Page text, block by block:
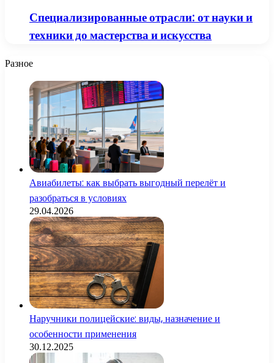
Специализированные отрасли: от науки и
техники до мастерства и искусства
Разное
Авиабилеты: как выбрать выгодный перелёт и
разобраться в условиях
29.04.2026
Наручники полицейские: виды, назначение и
особенности применения
30.12.2025